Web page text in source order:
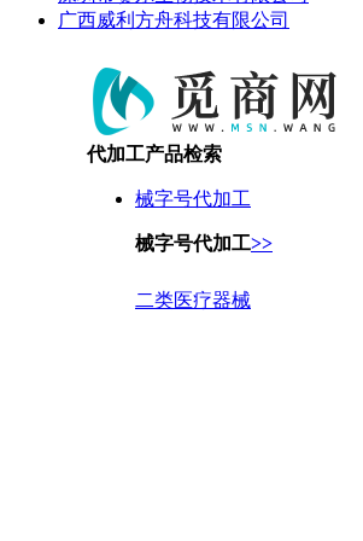
广西威利方舟科技有限公司
代加工产品检索
械字号代加工
械字号代加工>>
二类医疗器械